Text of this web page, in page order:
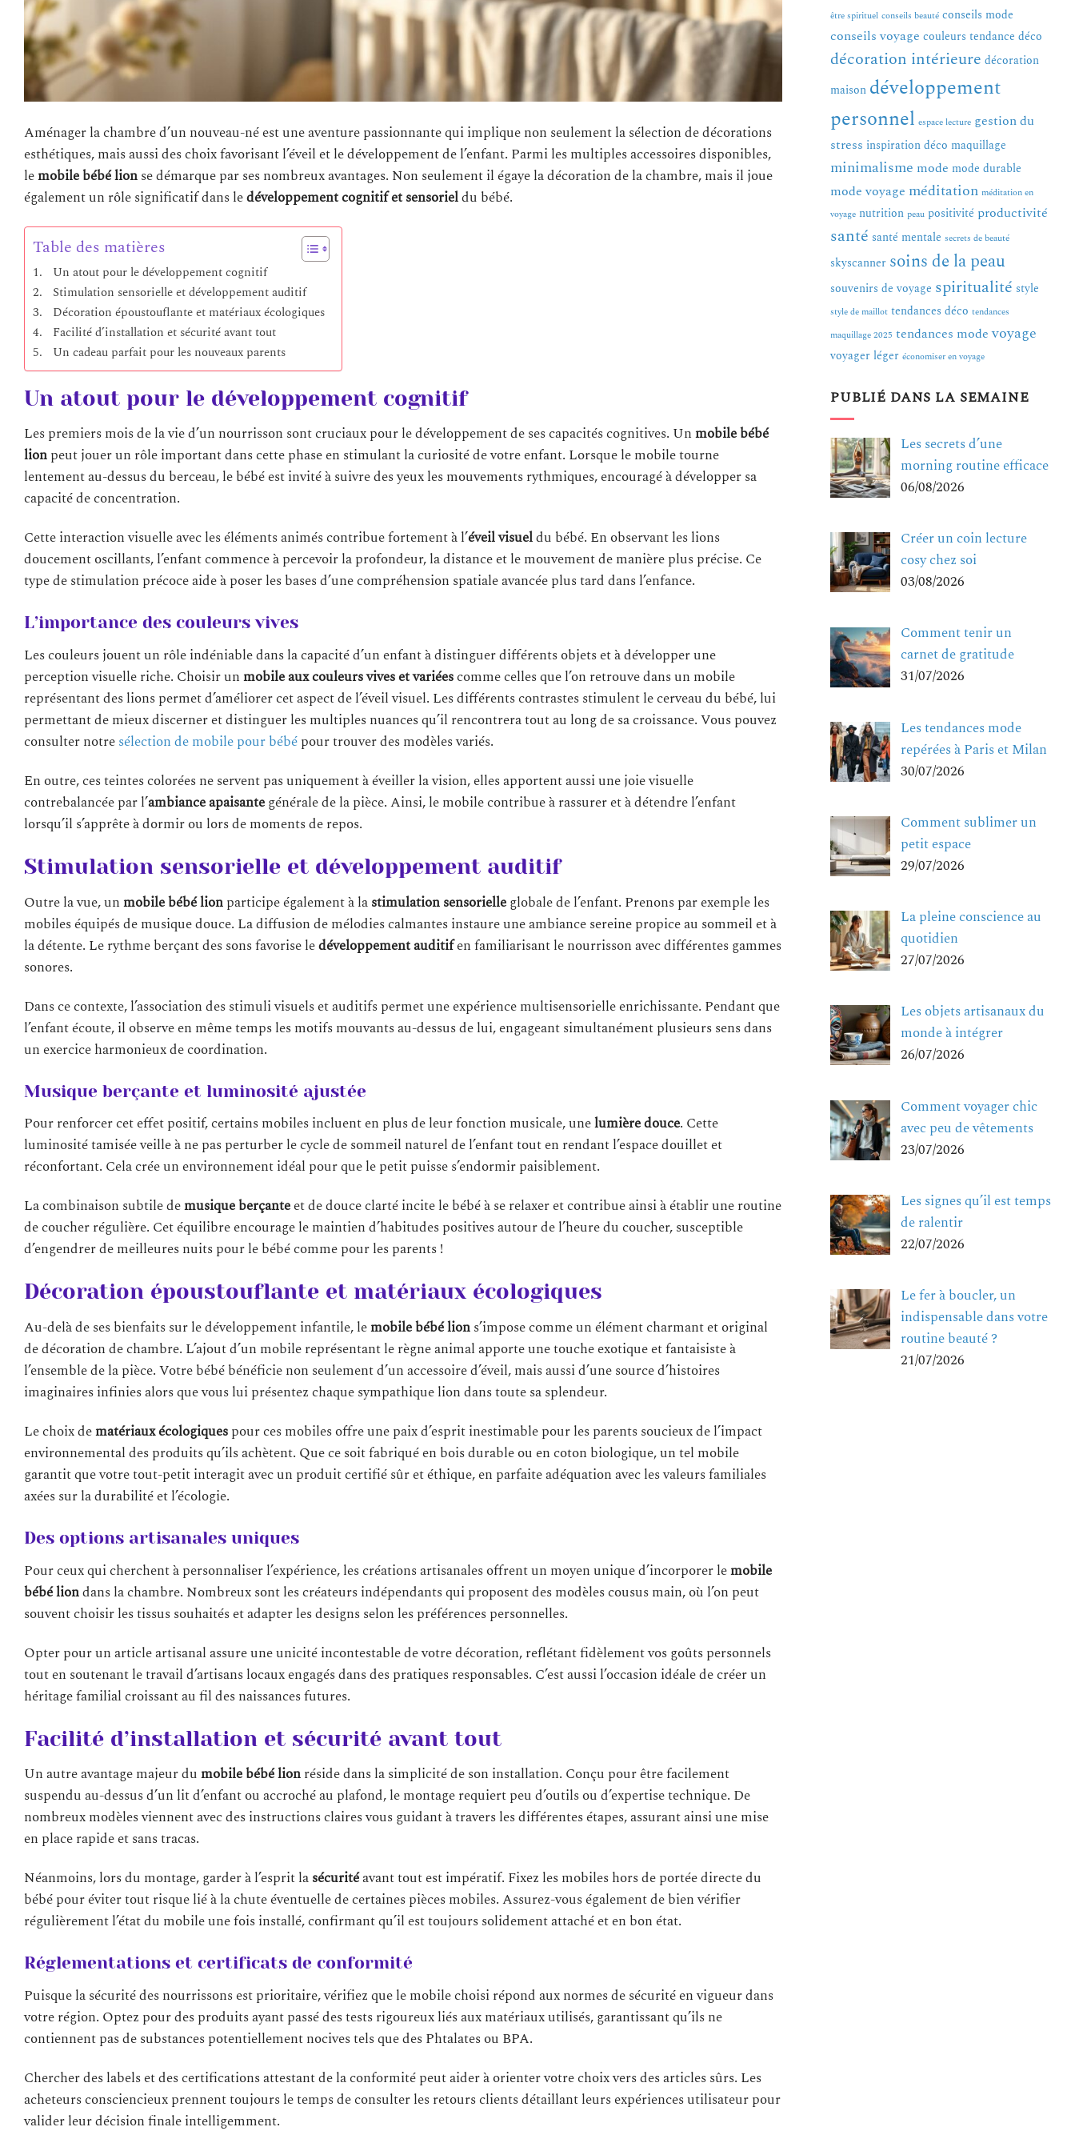
Aménager la chambre d’un nouveau-né est une aventure passionnante qui implique non seulement la sélection de décorations
esthétiques, mais aussi des choix favorisant l’éveil et le développement de l’enfant. Parmi les multiples accessoires disponibles,
lemobile bébé lionse démarque par ses nombreux avantages. Non seulement il égaye la décoration de la chambre, mais il joue
également un rôle significatif dans ledéveloppement cognitif et sensorieldu bébé.
Table des matières
Un atout pour le développement cognitif
Stimulation sensorielle et développement auditif
Décoration époustouflante et matériaux écologiques
Facilité d’installation et sécurité avant tout
Un cadeau parfait pour les nouveaux parents
Un atout pour le développement cognitif
Les premiers mois de la vie d’un nourrisson sont cruciaux pour le développement de ses capacités cognitives. Unmobile bébé
lionpeut jouer un rôle important dans cette phase en stimulant la curiosité de votre enfant. Lorsque le mobile tourne
lentement au-dessus du berceau, le bébé est invité à suivre des yeux les mouvements rythmiques, encouragé à développer sa
capacité de concentration.
Cette interaction visuelle avec les éléments animés contribue fortement à l’éveil visueldu bébé. En observant les lions
doucement oscillants, l’enfant commence à percevoir la profondeur, la distance et le mouvement de manière plus précise. Ce
type de stimulation précoce aide à poser les bases d’une compréhension spatiale avancée plus tard dans l’enfance.
L’importance des couleurs vives
Les couleurs jouent un rôle indéniable dans la capacité d’un enfant à distinguer différents objets et à développer une
perception visuelle riche. Choisir unmobile aux couleurs vives et variéescomme celles que l’on retrouve dans un mobile
représentant des lions permet d’améliorer cet aspect de l’éveil visuel. Les différents contrastes stimulent le cerveau du bébé, lui
permettant de mieux discerner et distinguer les multiples nuances qu’il rencontrera tout au long de sa croissance. Vous pouvez
consulter notresélection de mobile pour bébépour trouver des modèles variés.
En outre, ces teintes colorées ne servent pas uniquement à éveiller la vision, elles apportent aussi une joie visuelle
contrebalancée par l’ambiance apaisantegénérale de la pièce. Ainsi, le mobile contribue à rassurer et à détendre l’enfant
lorsqu’il s’apprête à dormir ou lors de moments de repos.
Stimulation sensorielle et développement auditif
Outre la vue, unmobile bébé lionparticipe également à lastimulation sensorielleglobale de l’enfant. Prenons par exemple les
mobiles équipés de musique douce. La diffusion de mélodies calmantes instaure une ambiance sereine propice au sommeil et à
la détente. Le rythme berçant des sons favorise ledéveloppement auditifen familiarisant le nourrisson avec différentes gammes
sonores.
Dans ce contexte, l’association des stimuli visuels et auditifs permet une expérience multisensorielle enrichissante. Pendant que
l’enfant écoute, il observe en même temps les motifs mouvants au-dessus de lui, engageant simultanément plusieurs sens dans
un exercice harmonieux de coordination.
Musique berçante et luminosité ajustée
Pour renforcer cet effet positif, certains mobiles incluent en plus de leur fonction musicale, unelumière douce. Cette
luminosité tamisée veille à ne pas perturber le cycle de sommeil naturel de l’enfant tout en rendant l’espace douillet et
réconfortant. Cela crée un environnement idéal pour que le petit puisse s’endormir paisiblement.
La combinaison subtile demusique berçanteet de douce clarté incite le bébé à se relaxer et contribue ainsi à établir une routine
de coucher régulière. Cet équilibre encourage le maintien d’habitudes positives autour de l’heure du coucher, susceptible
d’engendrer de meilleures nuits pour le bébé comme pour les parents !
Décoration époustouflante et matériaux écologiques
Au-delà de ses bienfaits sur le développement infantile, lemobile bébé lions’impose comme un élément charmant et original
de décoration de chambre. L’ajout d’un mobile représentant le règne animal apporte une touche exotique et fantaisiste à
l’ensemble de la pièce. Votre bébé bénéficie non seulement d’un accessoire d’éveil, mais aussi d’une source d’histoires
imaginaires infinies alors que vous lui présentez chaque sympathique lion dans toute sa splendeur.
Le choix dematériaux écologiquespour ces mobiles offre une paix d’esprit inestimable pour les parents soucieux de l’impact
environnemental des produits qu’ils achètent. Que ce soit fabriqué en bois durable ou en coton biologique, un tel mobile
garantit que votre tout-petit interagit avec un produit certifié sûr et éthique, en parfaite adéquation avec les valeurs familiales
axées sur la durabilité et l’écologie.
Des options artisanales uniques
Pour ceux qui cherchent à personnaliser l’expérience, les créations artisanales offrent un moyen unique d’incorporer lemobile
bébé liondans la chambre. Nombreux sont les créateurs indépendants qui proposent des modèles cousus main, où l’on peut
souvent choisir les tissus souhaités et adapter les designs selon les préférences personnelles.
Opter pour un article artisanal assure une unicité incontestable de votre décoration, reflétant fidèlement vos goûts personnels
tout en soutenant le travail d’artisans locaux engagés dans des pratiques responsables. C’est aussi l’occasion idéale de créer un
héritage familial croissant au fil des naissances futures.
Facilité d’installation et sécurité avant tout
Un autre avantage majeur dumobile bébé lionréside dans la simplicité de son installation. Conçu pour être facilement
suspendu au-dessus d’un lit d’enfant ou accroché au plafond, le montage requiert peu d’outils ou d’expertise technique. De
nombreux modèles viennent avec des instructions claires vous guidant à travers les différentes étapes, assurant ainsi une mise
en place rapide et sans tracas.
Néanmoins, lors du montage, garder à l’esprit lasécuritéavant tout est impératif. Fixez les mobiles hors de portée directe du
bébé pour éviter tout risque lié à la chute éventuelle de certaines pièces mobiles. Assurez-vous également de bien vérifier
régulièrement l’état du mobile une fois installé, confirmant qu’il est toujours solidement attaché et en bon état.
Réglementations et certificats de conformité
Puisque la sécurité des nourrissons est prioritaire, vérifiez que le mobile choisi répond aux normes de sécurité en vigueur dans
votre région. Optez pour des produits ayant passé des tests rigoureux liés aux matériaux utilisés, garantissant qu’ils ne
contiennent pas de substances potentiellement nocives tels que des Phtalates ou BPA.
Chercher des labels et des certifications attestant de la conformité peut aider à orienter votre choix vers des articles sûrs. Les
acheteurs consciencieux prennent toujours le temps de consulter les retours clients détaillant leurs expériences utilisateur pour
valider leur décision finale intelligemment.
être spirituel conseils beauté conseils mode
conseils voyage couleurs tendance déco
décoration intérieure décoration
maison développement
personnel espace lecture gestion du
stress inspiration déco maquillage
minimalisme mode mode durable
mode voyage méditation méditation en
voyage nutrition peau positivité productivité
santé santé mentale secrets de beauté
skyscanner soins de la peau
souvenirs de voyage spiritualité style
style de maillot tendances déco tendances
maquillage 2025 tendances mode voyage
voyager léger économiser en voyage
PUBLIÉ DANS LA SEMAINE
Les secrets d’une
morning routine efficace
06/08/2026
Créer un coin lecture
cosy chez soi
03/08/2026
Comment tenir un
carnet de gratitude
31/07/2026
Les tendances mode
repérées à Paris et Milan
30/07/2026
Comment sublimer un
petit espace
29/07/2026
La pleine conscience au
quotidien
27/07/2026
Les objets artisanaux du
monde à intégrer
26/07/2026
Comment voyager chic
avec peu de vêtements
23/07/2026
Les signes qu’il est temps
de ralentir
22/07/2026
Le fer à boucler, un
indispensable dans votre
routine beauté ?
21/07/2026